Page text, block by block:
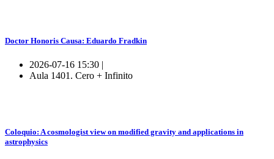
Doctor Honoris Causa: Eduardo Fradkin
2026-07-16 15:30 |
Aula 1401. Cero + Infinito
Coloquio: A cosmologist view on modified gravity and applications in
astrophysics